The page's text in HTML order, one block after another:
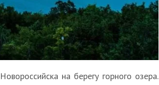
на берегу горного озера.